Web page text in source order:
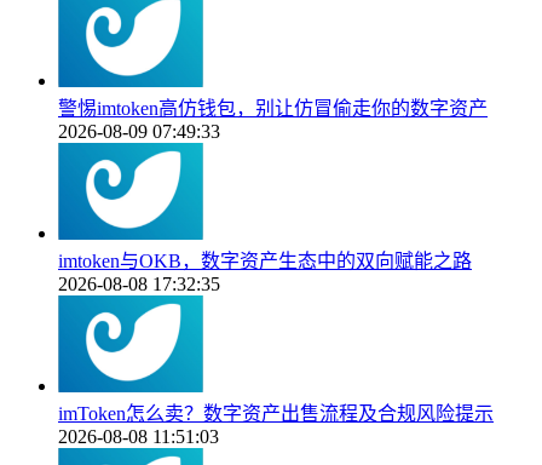
警惕imtoken高仿钱包，别让仿冒偷走你的数字资产
2026-08-09 07:49:33
imtoken与OKB，数字资产生态中的双向赋能之路
2026-08-08 17:32:35
imToken怎么卖？数字资产出售流程及合规风险提示
2026-08-08 11:51:03